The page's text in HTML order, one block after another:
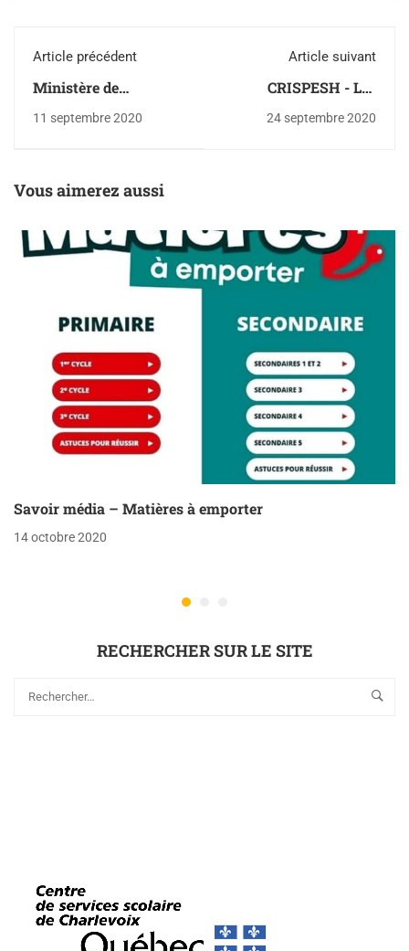
Article précédent
Ministère de
l’Enseignement
ouverte - Fais ton
11 septembre 2020
Article suivant
CRISPESH - Les
pédagogiques de la
24 septembre 2020
Vous aimerez aussi
Savoir média – Matières à emporter
14 octobre 2020
RECHERCHER SUR LE SITE